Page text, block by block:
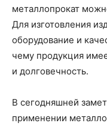
металлопрокат
Для изготовления
оборудование и
чему продукция
и долговечность.
В сегодняшней
применении